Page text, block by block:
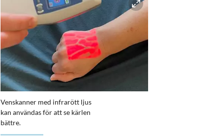
Venskanner med infrarött ljus
kan användas för att se kärlen
bättre.